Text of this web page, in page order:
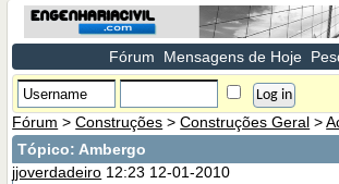
Fórum Mensagens de Hoje
Fórum >Construções >Construções Geral >
Tópico: Ambergo
jjoverdadeiro 12:23 12-01-2010